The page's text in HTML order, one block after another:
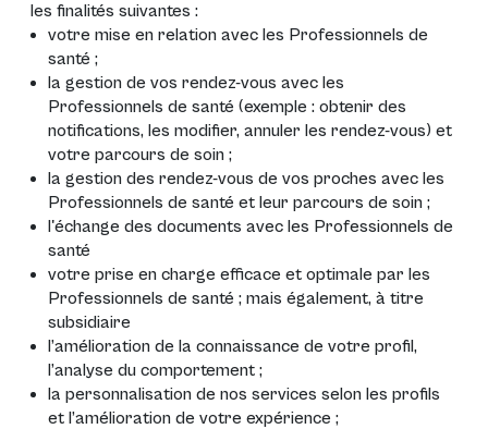
les finalités suivantes :
votre mise en relation avec les Professionnels de
santé ;
la gestion de vos rendez-vous avec les
Professionnels de santé (exemple : obtenir des
notifications, les modifier, annuler les rendez-vous) et
votre parcours de soin ;
la gestion des rendez-vous de vos proches avec les
Professionnels de santé et leur parcours de soin ;
l'échange des documents avec les Professionnels de
santé
votre prise en charge efficace et optimale par les
Professionnels de santé ; mais également, à titre
subsidiaire
l’amélioration de la connaissance de votre profil,
l’analyse du comportement ;
la personnalisation de nos services selon les profils
et l’amélioration de votre expérience ;